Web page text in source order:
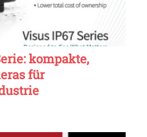
kompakte,
für